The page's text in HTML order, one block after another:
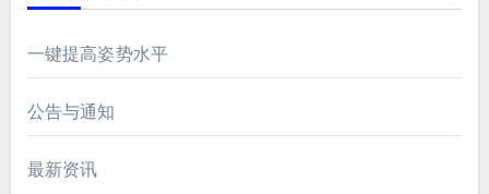
一键提高姿势水平
公告与通知
最新资讯